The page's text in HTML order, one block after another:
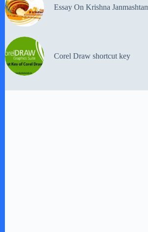
Essay On Krishna
Corel Draw shortcut key